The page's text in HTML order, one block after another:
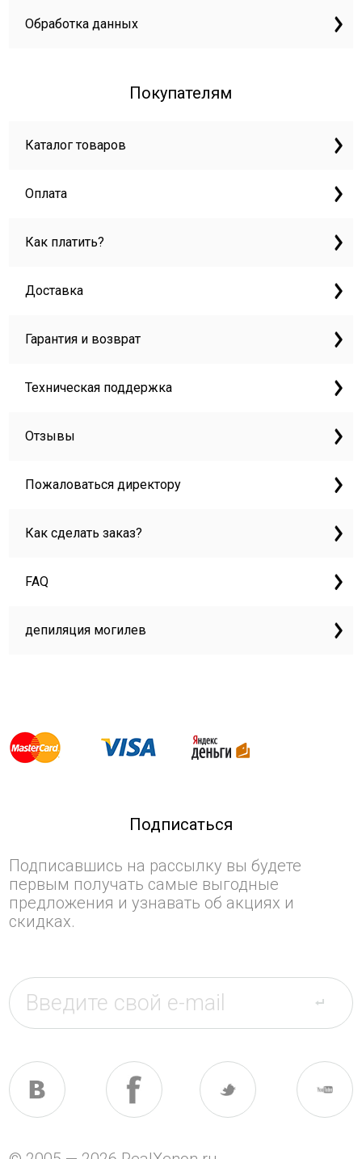
Обработка данных
Покупателям
Каталог товаров
Оплата
Как платить?
Доставка
Гарантия и возврат
Техническая поддержка
Отзывы
Пожаловаться директору
Как сделать заказ?
FAQ
депиляция могилев
Подписаться
Подписавшись на рассылку вы будете
первым получать самые выгодные
предложения и узнавать об акциях и
скидках.